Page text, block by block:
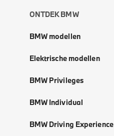
ONTDEK BMW
BMW modellen
Elektrische modellen
BMW Privileges
BMW Individual
BMW Driving Experience